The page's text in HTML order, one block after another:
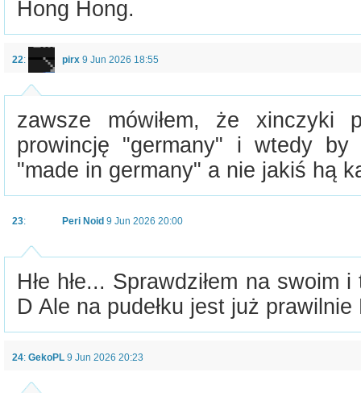
Hong Hong.
22: pirx 9 Jun 2026 18:55
zawsze mówiłem, że xinczyki
prowincję "germany" i wtedy by
"made in germany" a nie jakiś hą
23: Peri Noid 9 Jun 2026 20:00
Hłe hłe... Sprawdziłem na swoim
D Ale na pudełku jest już
24: GekoPL 9 Jun 2026 20:23